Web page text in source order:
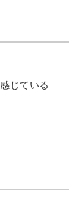
じている